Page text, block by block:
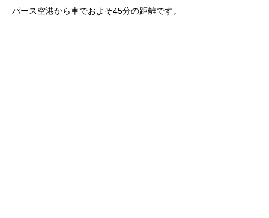
トピックス パンフレット
パース空港から車でおよそ45分の距離です。